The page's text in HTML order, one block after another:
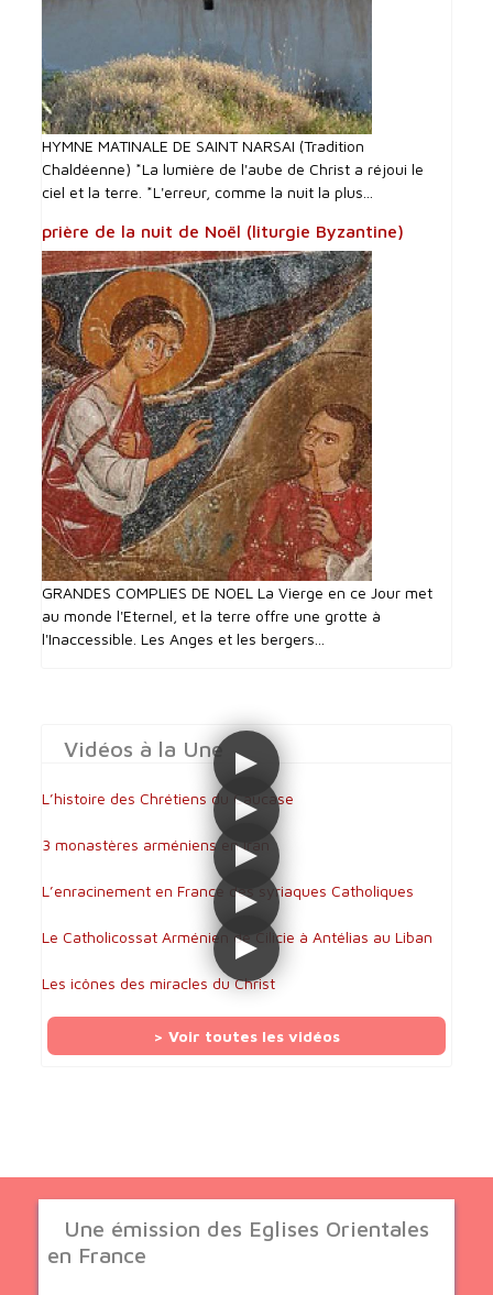
HYMNE MATINALE DE SAINT NARSAI (Tradition
Chaldéenne) *La lumière de l'aube de Christ a réjoui le
ciel et la terre. *L'erreur, comme la nuit la plus...
prière de la nuit de Noël (liturgie Byzantine)
GRANDES COMPLIES DE NOEL La Vierge en ce Jour met
au monde l'Eternel, et la terre offre une grotte à
l'Inaccessible. Les Anges et les bergers...
Vidéos à la Une
L’histoire des Chrétiens du Caucase
3 monastères arméniens en Iran
L’enracinement en France des syriaques Catholiques
Le Catholicossat Arménien de Cilicie à Antélias au Liban
Les icônes des miracles du Christ
> Voir toutes les vidéos
Une émission des Eglises Orientales
en France